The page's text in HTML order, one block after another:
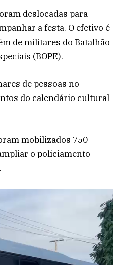
deslocadas para
a festa. O efetivo é
de militares do Batalhão
(BOPE).
de pessoas no
do calendário cultural
mobilizados 750
o policiamento